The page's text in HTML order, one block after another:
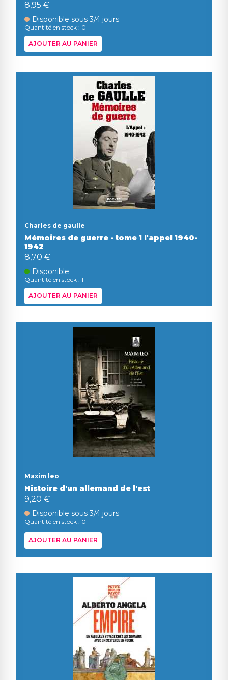
8,95 €
Disponible sous 3/4 jours
Quantité en stock : 0
AJOUTER AU PANIER
Charles de gaulle
Mémoires de guerre - tome 1 l'appel 1940-
1942
8,70 €
Disponible
Quantité en stock : 1
AJOUTER AU PANIER
Maxim leo
Histoire d'un allemand de l'est
9,20 €
Disponible sous 3/4 jours
Quantité en stock : 0
AJOUTER AU PANIER